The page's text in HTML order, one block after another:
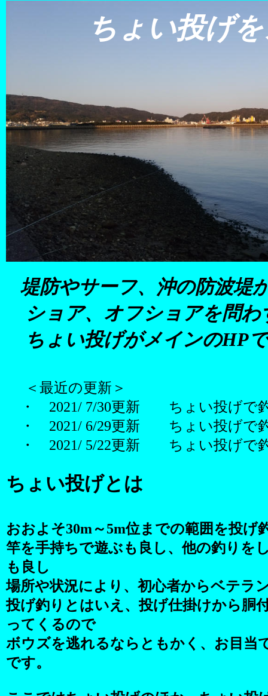
堤防やサーフ、沖の防波堤
ショア、オフショアを問わ
ちょい投げがメインのHP
＜最近の更新 ＞
・ 2021/ 7/30更新 ちょい投げで
・ 2021/ 6/29更新 ちょい投げで
・ 2021/ 5/22更新 ちょい投げで
ちょい投げとは
おおよそ30m～5m位までの範囲を投げ
竿を手持ちで遊ぶも良し、他の釣りを
も良し
場所や状況により、初心者からベテラ
投げ釣りとはいえ、投げ仕掛けから胴
ってくるので
ボウズを逃れるならともかく、お目当
です。
ちょい投げ